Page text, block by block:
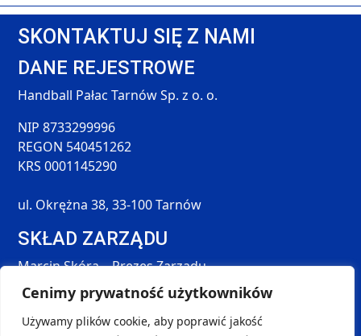
Cenimy prywatność użytkowników
Używamy plików cookie, aby poprawić jakość
SKONTAKTUJ SIĘ Z NAMI
DANE REJESTROWE
Handball Pałac Tarnów Sp. z o. o.
NIP 8733299996
REGON 540451262
KRS 0001145290
ul. Okrężna 38, 33-100 Tarnów
SKŁAD ZARZĄDU
Marcin Skóra – Prezes Zarządu
Maciej Hołda – Członek Zarządu
Tomasz Śmieszek – Członek Zarządu